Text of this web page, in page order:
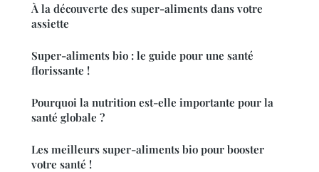
À la découverte des super-aliments dans votre
assiette
Super-aliments bio : le guide pour une santé
florissante !
Pourquoi la nutrition est-elle importante pour la
santé globale ?
Les meilleurs super-aliments bio pour booster
votre santé !